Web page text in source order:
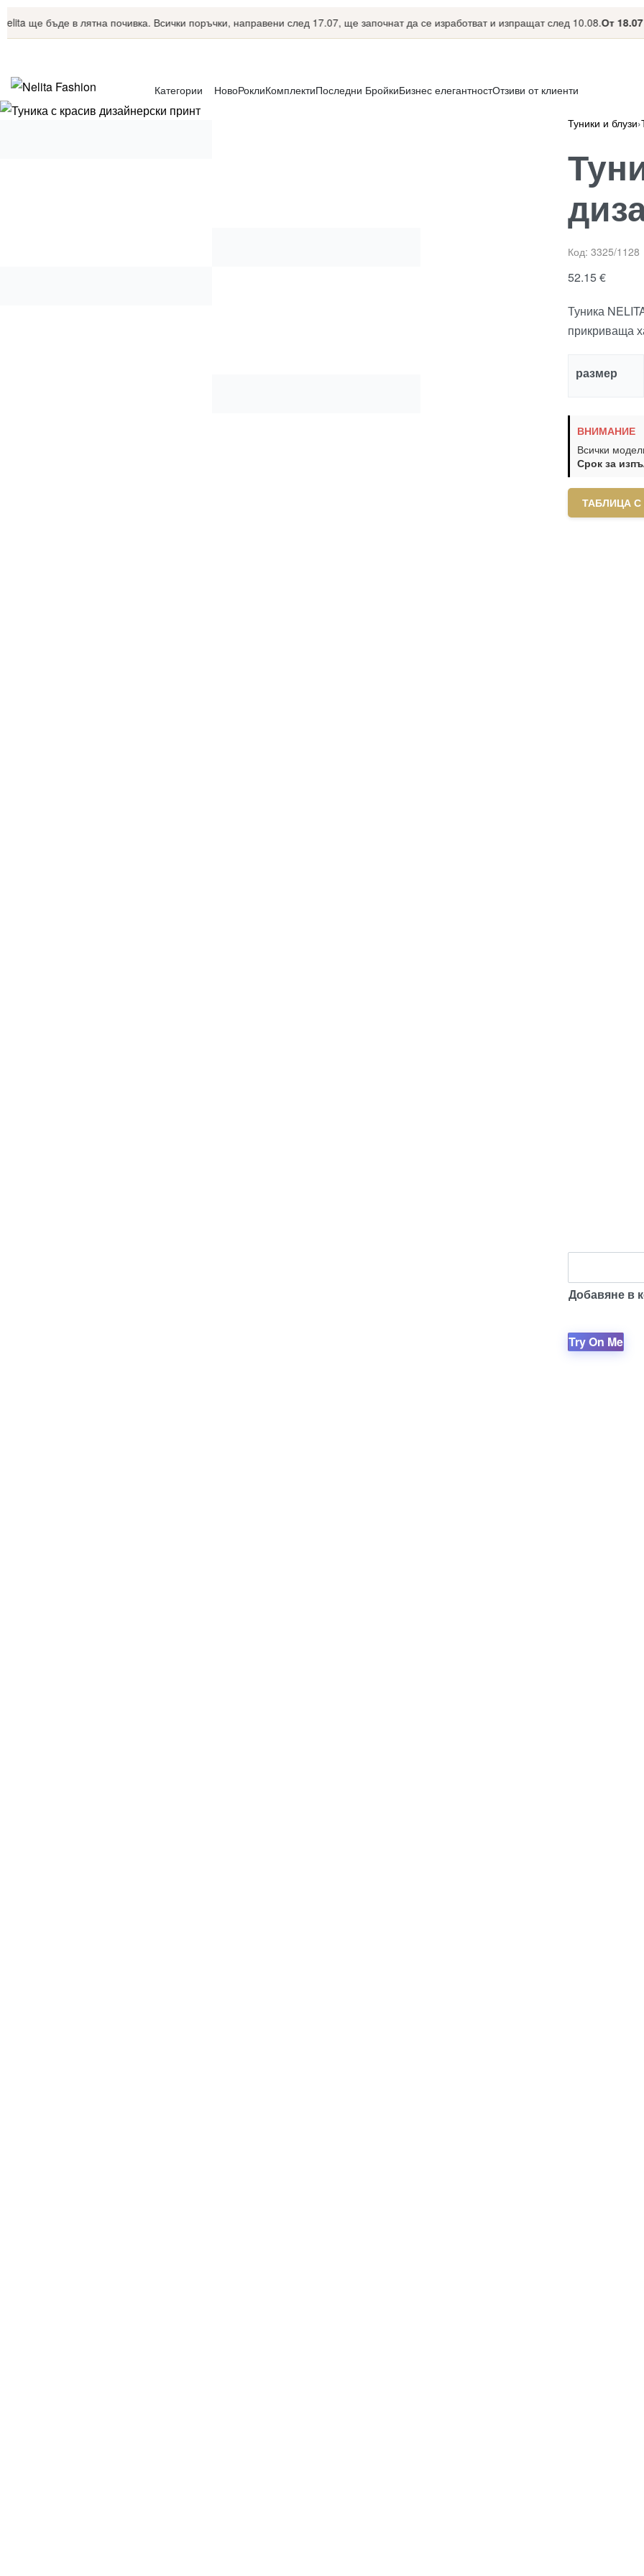
бъде в лятна почивка. Всички поръчки, направени след 17.07, ще започнат да се изработват и изпращат след 10.08.От 18.07 до
Категории НовоРоклиКомплектиПоследни БройкиБизнес елегантностОтзиви от клиенти
Туники и блузи›
Код: 3325/1128
52.15€
Туника
прикриваща
размер
ВНИМАНИЕ
Всички
Срок за
ТАБЛИЦА С
Добавяне в
Try On Me